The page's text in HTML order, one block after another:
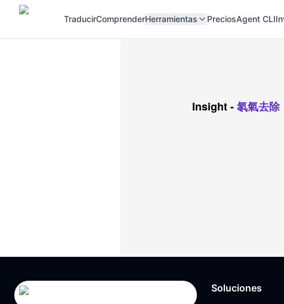
TraducirComprenderHerramientas PreciosAgent CLI
Insight-氡氣去除
Soluciones